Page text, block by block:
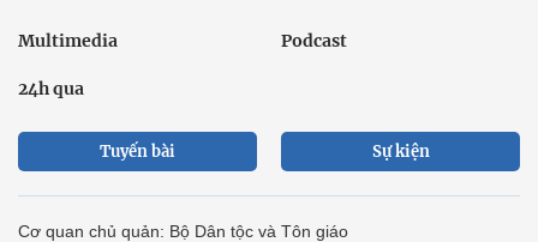
Multimedia Podcast
24h qua
Tuyến bài Sự kiện
Cơ quan chủ quản: Bộ Dân tộc và Tôn giáo